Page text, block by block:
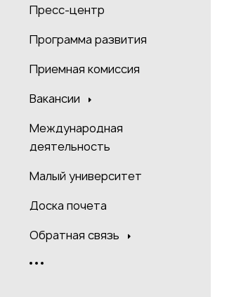
Пресс-центр
Программа развития
Приемная комиссия
Вакансии
Международная
деятельность
Малый университет
Доска почета
Обратная связь